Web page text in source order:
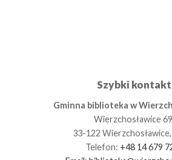
Szybki
Gminna biblioteka w
Wierzchosławice
33-122
Telefon: +48 14 679